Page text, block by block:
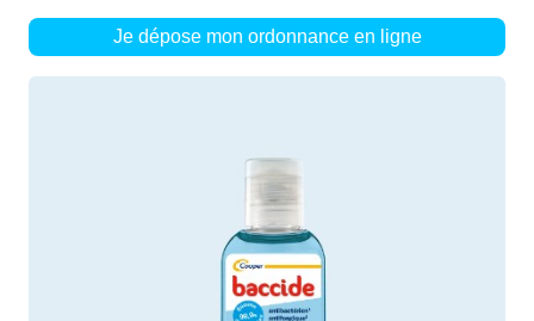
Je dépose mon ordonnance en ligne